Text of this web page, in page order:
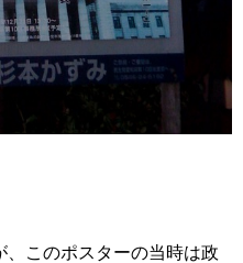
このポスターの当時は政